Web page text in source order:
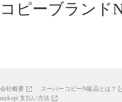
コピーブランド
会社概要 スーパーコピーN級品とは？
mykopi 支払い方法